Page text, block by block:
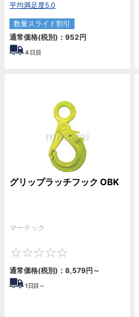
平均満足度5.0
数量スライド割引
通常価格(税別)： 952円
4日目
グリップラッチフック OBK
マーテック
通常価格(税別)： 8,579円 ～
1日目～